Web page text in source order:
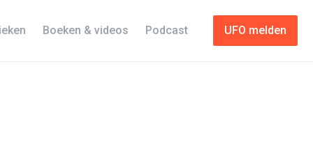
UFO melden
Boeken & videos Podcast